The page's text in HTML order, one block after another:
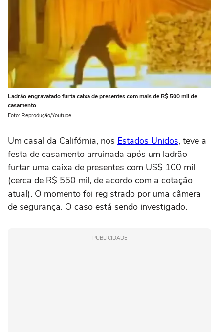
Ladrão engravatado furta caixa de presentes com mais de R$ 500 mil de
casamento
Foto: Reprodução/Youtube
Um casal da Califórnia, nos Estados Unidos, teve a
festa de casamento arruinada após um ladrão
furtar uma caixa de presentes com US$ 100 mil
(cerca de R$ 550 mil, de acordo com a cotação
atual). O momento foi registrado por uma câmera
de segurança. O caso está sendo investigado.
PUBLICIDADE